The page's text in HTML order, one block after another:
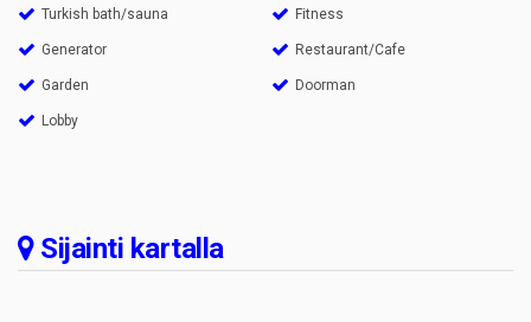
Turkish bath/sauna Fitness
Generator Restaurant/Cafe
Garden Doorman
Lobby
Sijainti kartalla